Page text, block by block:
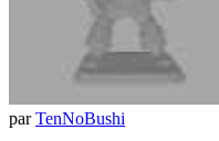
parTenNoBushi